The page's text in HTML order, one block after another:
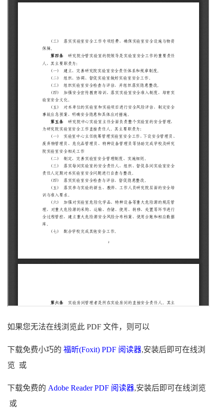
如果您无法在线浏览此 PDF 文件，则可以
下载免费小巧的 福昕(Foxit) PDF 阅读器,安装后即可在线浏
览 或
下载免费的 Adobe Reader PDF 阅读器,安装后即可在线浏览
或